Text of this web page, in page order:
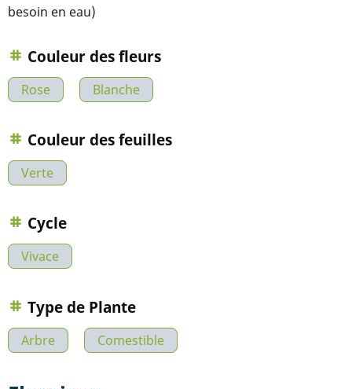
besoin en eau)
Couleur des fleurs
Rose Blanche
Couleur des feuilles
Verte
Cycle
Vivace
Type de Plante
Arbre Comestible